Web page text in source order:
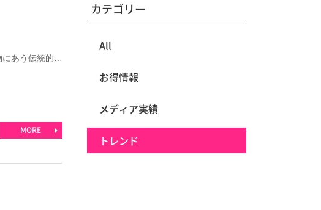
あう伝統的…
MORE
カテゴリー
All
お得情報
メディア実績
トレンド